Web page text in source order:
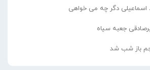
اسماعیلی دگر چه می خواهی
جعبه سیاه
جم باز شب شد